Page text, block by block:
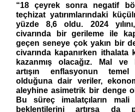
“18 çeyrek sonra negatif
teçhizat yatırımlarındaki
yüzde 8,6 oldu. 2024
civarında bir gerileme ile
geçen seneye çok yakın bir
civarında kapanırken ithalata
kazanmış olacağız. Mal ve
artışın enflasyonun
olduğuna dair veriler,
aleyhine asimetrik bir denge
Bu süreç imalatçıların
beklentilerini artırsa da